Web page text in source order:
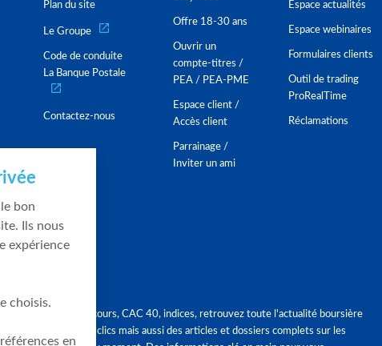
Plan du site
Le Groupe
Code de conduite
La Banque Postale
Contactez-nous
Offre 18-30 ans
Ouvrir un
compte-titres /
PEA / PEA-PME
Espace client /
Accès client
Parrainage /
Inviter un ami
Espace actualités
Espace webinaires
Formulaires clients
Outil de trading
ProRealTime
Réclamations
Graphique, cours, CAC 40, indices, retrouvez toute l'actualité boursière
en quelques clics mais aussi des articles et dossiers complets sur les
bon
Ils nous
expérience
choisis.
en